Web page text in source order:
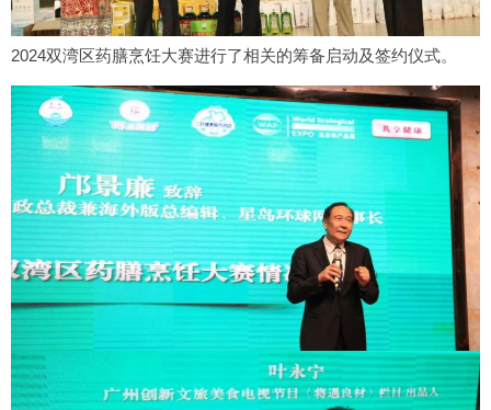
2024双湾区药膳烹饪大赛进行了相关的筹备启动及签约仪式。